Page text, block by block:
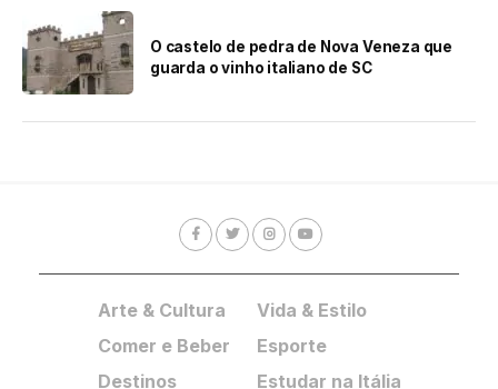
O castelo de pedra de Nova Veneza que
guarda o vinho italiano de SC
Arte & Cultura
Comer e Beber
Destinos
Vida & Estilo
Esporte
Estudar na Itália